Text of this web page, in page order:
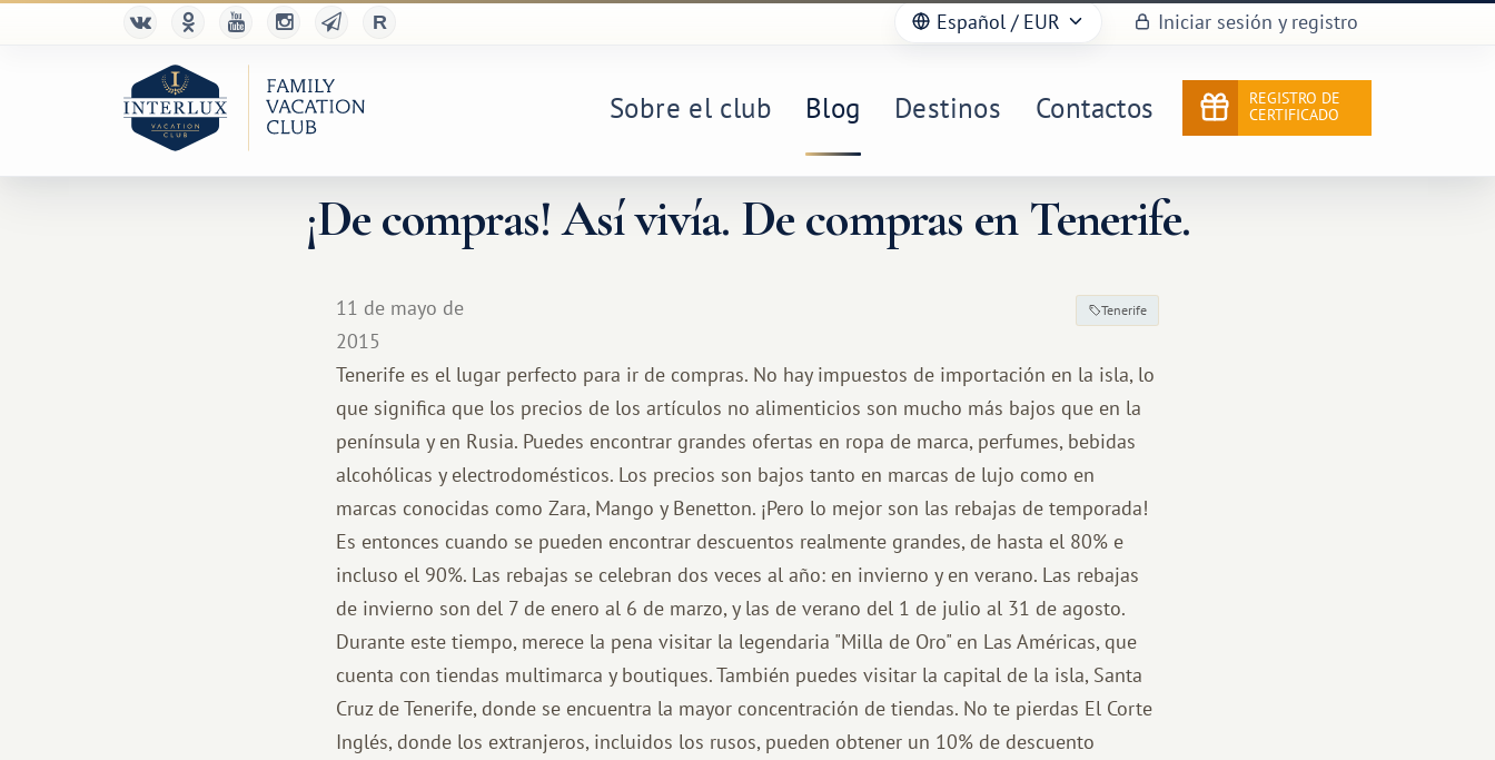
Español / EUR Iniciar sesión y registro
Sobre el club Blog Destinos Contactos
REGISTRO DE
CERTIFICADO
¡De compras! Así vivía. De compras en Tenerife.
11 de mayo de
2015
Tenerife
Tenerife es el lugar perfecto para ir de compras. No hay impuestos de importación en la isla, lo
que significa que los precios de los artículos no alimenticios son mucho más bajos que en la
península y en Rusia. Puedes encontrar grandes ofertas en ropa de marca, perfumes, bebidas
alcohólicas y electrodomésticos. Los precios son bajos tanto en marcas de lujo como en
marcas conocidas como Zara, Mango y Benetton. ¡Pero lo mejor son las rebajas de temporada!
Es entonces cuando se pueden encontrar descuentos realmente grandes, de hasta el 80% e
incluso el 90%. Las rebajas se celebran dos veces al año: en invierno y en verano. Las rebajas
de invierno son del 7 de enero al 6 de marzo, y las de verano del 1 de julio al 31 de agosto.
Durante este tiempo, merece la pena visitar la legendaria "Milla de Oro" en Las Américas, que
cuenta con tiendas multimarca y boutiques. También puedes visitar la capital de la isla, Santa
Cruz de Tenerife, donde se encuentra la mayor concentración de tiendas. No te pierdas El Corte
Inglés, donde los extranjeros, incluidos los rusos, pueden obtener un 10% de descuento